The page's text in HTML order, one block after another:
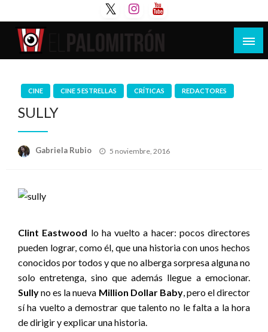
al
contenido
Tu espacio de la industria de cine española y
CINE CINE 5 ESTRELLAS CRÍTICAS REDACTORES
SULLY
Gabriela Rubio
Publicado
5 noviembre, 2016
Clint Eastwood lo ha vuelto a hacer: pocos directores
pueden lograr, como él, que una historia con unos hechos
conocidos por todos y que no alberga sorpresa alguna no
solo entretenga, sino que además llegue a emocionar.
Sullyno es la nueva Million Dollar Baby, pero el director
sí ha vuelto a demostrar que talento no le falta a la hora
de dirigir y explicar una historia.